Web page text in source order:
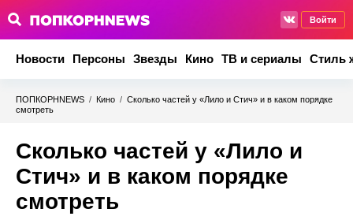
Войти
Новости Персоны Звезды Кино ТВ и сериалы Стиль
ПОПКОРНNEWS / Кино / Сколько частей у «Лило и Стич» и в каком порядке
смотреть
Сколько частей у «Лило и
Стич» и в каком порядке
смотреть